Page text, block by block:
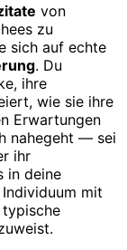
von
zu
sich auf echte
. Du
ihre
wie sie ihre
Erwartungen
nahegeht — sei
ihr
in deine
mit